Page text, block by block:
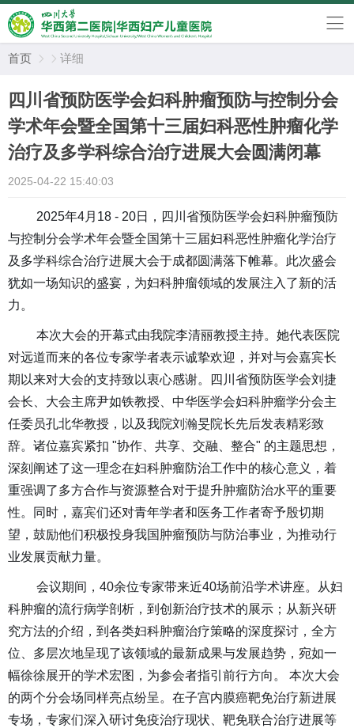
首页   详细
四川省预防医学会妇科肿瘤预防与控制分会
学术年会暨全国第十三届妇科恶性肿瘤化学
治疗及多学科综合治疗进展大会圆满闭幕
2025-04-22 15:40:03
2025年4月18 - 20日，四川省预防医学会妇科肿瘤预防
与控制分会学术年会暨全国第十三届妇科恶性肿瘤化学治疗
及多学科综合治疗进展大会于成都圆满落下帷幕。此次盛会
犹如一场知识的盛宴，为妇科肿瘤领域的发展注入了新的活
力。
本次大会的开幕式由我院李清丽教授主持。她代表医院
对远道而来的各位专家学者表示诚挚欢迎，并对与会嘉宾长
期以来对大会的支持致以衷心感谢。四川省预防医学会刘捷
会长、大会主席尹如铁教授、中华医学会妇科肿瘤学分会主
任委员孔北华教授，以及我院刘瀚旻院长先后发表精彩致
辞。诸位嘉宾紧扣 "协作、共享、交融、整合" 的主题思想，
深刻阐述了这一理念在妇科肿瘤防治工作中的核心意义，着
重强调了多方合作与资源整合对于提升肿瘤防治水平的重要
性。同时，嘉宾们还对青年学者和医务工作者寄予殷切期
望，鼓励他们积极投身我国肿瘤预防与防治事业，为推动行
业发展贡献力量。
会议期间， 40余位专家带来近40场前沿学术讲座。从妇
科肿瘤的流行病学剖析，到创新治疗技术的展示；从新兴研
究方法的介绍，到各类妇科肿瘤治疗策略的深度探讨，全方
位、多层次地呈现了该领域的最新成果与发展趋势，宛如一
幅徐徐展开的学术宏图，为参会者指引前行方向。 本次大会
的两个分会场同样亮点纷呈。在子宫内膜癌靶免治疗新进展
专场，专家们深入研讨免疫治疗现状、靶免联合治疗进展等